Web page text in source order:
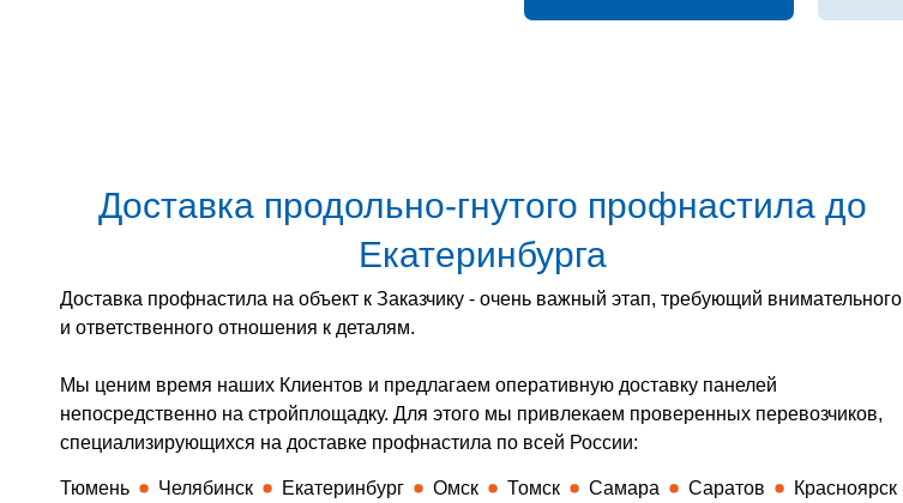
Доставка продольно-гнутого профнастила до
Екатеринбурга
Доставка профнастила на объект к Заказчику - очень важный этап, требующий внимательного
и ответственного отношения к деталям.
Мы ценим время наших Клиентов и предлагаем оперативную доставку панелей
непосредственно на стройплощадку. Для этого мы привлекаем проверенных перевозчиков,
специализирующихся на доставке профнастила по всей России:
Тюмень Челябинск Екатеринбург Омск Томск Самара Саратов
Красноярск